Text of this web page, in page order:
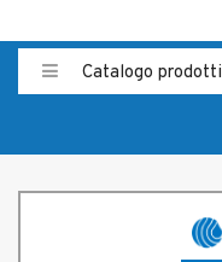
Catalogo prodotti